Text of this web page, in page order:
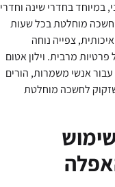
במיוחד בחדרי שינה וחדרי
חשכה מוחלטת בכל שעות
צפייה נוחה
פרטיות מרבית. וילון אטום
אנשי משמרות, הורים
לחשכה מוחלטת